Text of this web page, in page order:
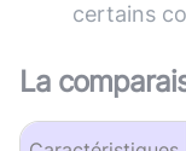
certains
La